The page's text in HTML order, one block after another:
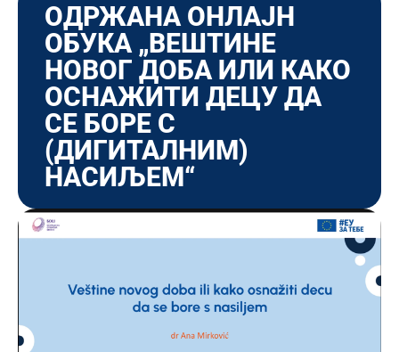
ОДРЖАНА ОНЛАЈН
ОБУКА „ВЕШТИНЕ
НОВОГ ДОБА ИЛИ КАКО
ОСНАЖИТИ ДЕЦУ ДА
СЕ БОРЕ С
(ДИГИТАЛНИМ)
НАСИЉЕМ“